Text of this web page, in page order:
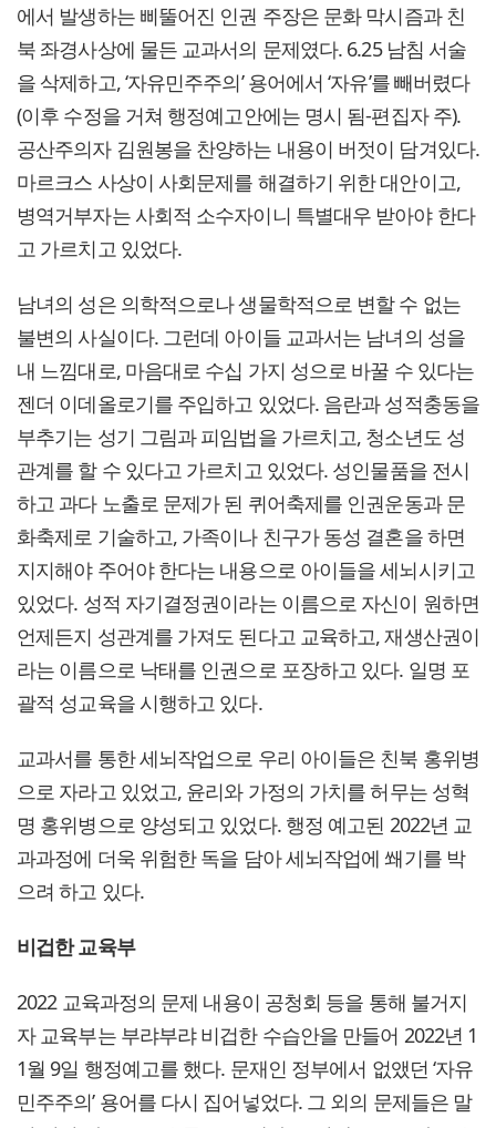
에서 발생하는 삐뚤어진 인권 주장은 문화 막시즘과 친
북 좌경사상에 물든 교과서의 문제였다. 6.25 남침 서술
을 삭제하고, ‘자유민주주의’ 용어에서 ‘자유’를 빼버렸다
(이후 수정을 거쳐 행정예고안에는 명시 됨-편집자 주).
공산주의자 김원봉을 찬양하는 내용이 버젓이 담겨있다.
마르크스 사상이 사회문제를 해결하기 위한 대안이고,
병역거부자는 사회적 소수자이니 특별대우 받아야 한다
고 가르치고 있었다.
남녀의 성은 의학적으로나 생물학적으로 변할 수 없는
불변의 사실이다. 그런데 아이들 교과서는 남녀의 성을
내 느낌대로, 마음대로 수십 가지 성으로 바꿀 수 있다는
젠더 이데올로기를 주입하고 있었다. 음란과 성적충동을
부추기는 성기 그림과 피임법을 가르치고, 청소년도 성
관계를 할 수 있다고 가르치고 있었다. 성인물품을 전시
하고 과다 노출로 문제가 된 퀴어축제를 인권운동과 문
화축제로 기술하고, 가족이나 친구가 동성 결혼을 하면
지지해야 주어야 한다는 내용으로 아이들을 세뇌시키고
있었다. 성적 자기결정권이라는 이름으로 자신이 원하면
언제든지 성관계를 가져도 된다고 교육하고, 재생산권이
라는 이름으로 낙태를 인권으로 포장하고 있다. 일명 포
괄적 성교육을 시행하고 있다.
교과서를 통한 세뇌작업으로 우리 아이들은 친북 홍위병
으로 자라고 있었고, 윤리와 가정의 가치를 허무는 성혁
명 홍위병으로 양성되고 있었다. 행정 예고된 2022년 교
과과정에 더욱 위험한 독을 담아 세뇌작업에 쐐기를 박
으려 하고 있다.
비겁한 교육부
2022 교육과정의 문제 내용이 공청회 등을 통해 불거지
자 교육부는 부랴부랴 비겁한 수습안을 만들어 2022년 1
1월 9일 행정예고를 했다. 문재인 정부에서 없앴던 ‘자유
민주주의’ 용어를 다시 집어넣었다. 그 외의 문제들은 말